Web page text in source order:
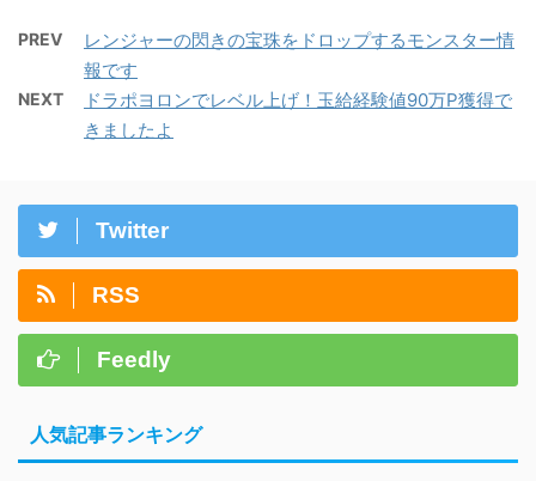
PREV
レンジャーの閃きの宝珠をドロップするモンスター情
報です
NEXT
ドラポヨロンでレベル上げ！玉給経験値90万P獲得で
きましたよ
Twitter
RSS
Feedly
人気記事ランキング